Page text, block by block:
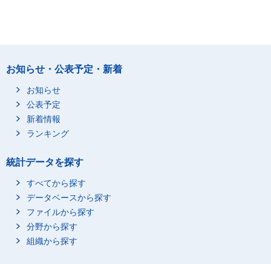
お知らせ・公表予定・新着
お知らせ
公表予定
新着情報
ランキング
統計データを探す
すべてから探す
データベースから探す
ファイルから探す
分野から探す
組織から探す